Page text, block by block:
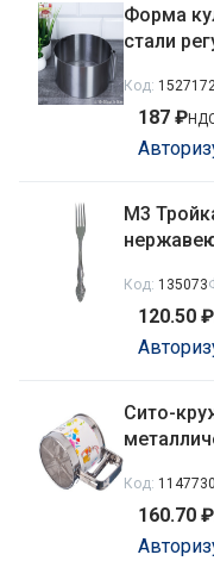
Форма
стали
Код:
187 ₽
М3
Код: 135073
120.50 ₽
Сито-
Код: 1147730
160.70 ₽